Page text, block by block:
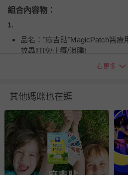
組合內容物：
1.
品名："麻吉貼"MagicPatch醫療
蚊蟲叮咬/止癢/消腫)
品牌：美國 Natural Patch
藥商許可執照藥商名稱：雨禹有
製造廠名稱：The Natural Patch
具量測功能產品之服務據點資
331號1樓
藥商諮詢專線電話：02-
藥商地址：台北市文山區興隆路
看更多
其他媽咪也在逛